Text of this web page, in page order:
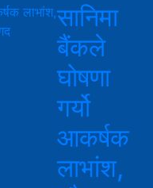
सानिमा
बैंकले
घोषणा
गर्यो
आकर्षक
लाभांश,